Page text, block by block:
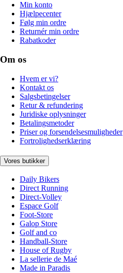
Min konto
Hjælpecenter
Følg min ordre
Returnér min ordre
Rabatkoder
Om os
Hvem er vi?
Kontakt os
Salgsbetingelser
Retur & refundering
Juridiske oplysninger
Betalingsmetoder
Priser og forsendelsesmuligheder
Fortrolighedserklæring
Vores butikker
Daily Bikers
Direct Running
Direct-Volley
Espace Golf
Foot-Store
Galop Store
Golf and co
Handball-Store
House of Rugby
La sellerie de Maé
Made in Paradis